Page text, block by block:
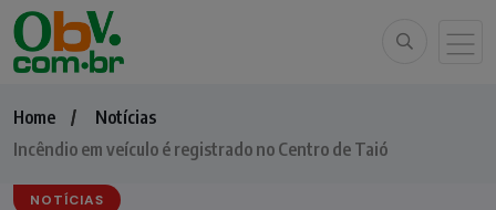
Home
Notícias
Incêndio em veículo é registrado no Centro de Taió
NOTÍCIAS